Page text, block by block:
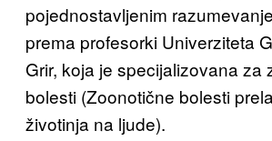
pojednostavljenim
prema profesorki Univerziteta
Grir, koja je specijalizovana za
bolesti (Zoonotične bolesti
životinja na ljude).